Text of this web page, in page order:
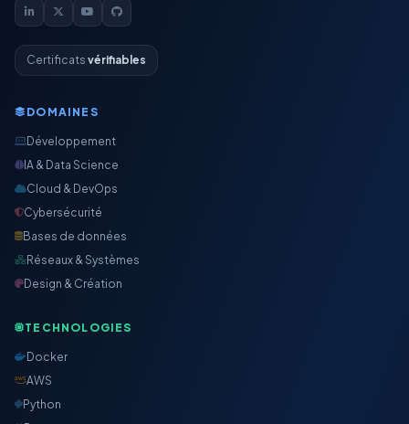
Certificats vérifiables
DOMAINES
Développement
IA & Data Science
Cloud & DevOps
Cybersécurité
Bases de données
Réseaux & Systèmes
Design & Création
TECHNOLOGIES
Docker
AWS
Python